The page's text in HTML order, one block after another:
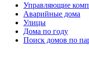
Главное меню
Управляющие
Аварийные дома
Улицы
Дома по году
Поиск домов по